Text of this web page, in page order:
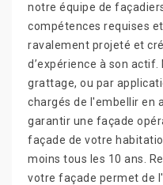
notre équipe de
compétences requises
ravalement projeté et
d’expérience à son
grattage, ou par
chargés de l'embellir en
garantir une façade
façade de votre
moins tous les 10 ans.
votre façade permet de